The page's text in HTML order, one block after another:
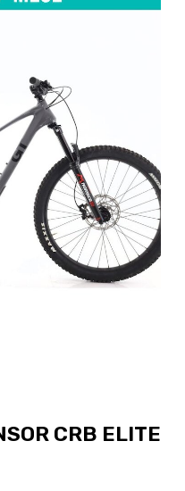
CRB ELITE